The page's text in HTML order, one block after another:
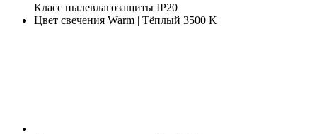
Класс пылевлагозащиты IP20
Цвет свечения Warm | Тёплый 3500 K